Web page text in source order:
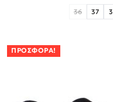
36 37
ΠΡΟΣΦΟΡΆ!